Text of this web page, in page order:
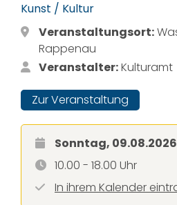
Kunst / Kultur
Veranstaltungsort:
Rappenau
Veranstalter:Kulturamt
Zur Veranstaltung
Sonntag, 09.08.2026
10.00 - 18.00 Uhr
In ihrem Kalender